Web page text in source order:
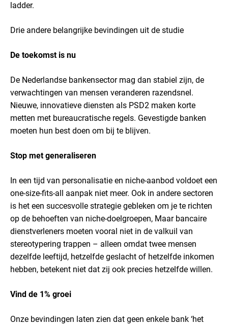
ladder.
Drie andere belangrijke bevindingen uit de studie
De toekomst is nu
De Nederlandse bankensector mag dan stabiel zijn, de
verwachtingen van mensen veranderen razendsnel.
Nieuwe, innovatieve diensten als PSD2 maken korte
metten met bureaucratische regels. Gevestigde banken
moeten hun best doen om bij te blijven.
Stop met generaliseren
In een tijd van personalisatie en niche-aanbod voldoet een
one-size-fits-all aanpak niet meer. Ook in andere sectoren
is het een succesvolle strategie gebleken om je te richten
op de behoeften van niche-doelgroepen, Maar bancaire
dienstverleners moeten vooral niet in de valkuil van
stereotypering trappen – alleen omdat twee mensen
dezelfde leeftijd, hetzelfde geslacht of hetzelfde inkomen
hebben, betekent niet dat zij ook precies hetzelfde willen.
Vind de 1% groei
Onze bevindingen laten zien dat geen enkele bank ‘het